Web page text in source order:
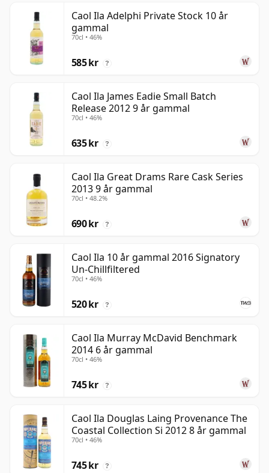
Caol Ila Adelphi Private Stock 10 år
gammal
70cl • 46%
585 kr ?
Caol Ila James Eadie Small Batch
Release 2012 9 år gammal
70cl • 46%
635 kr ?
Caol Ila Great Drams Rare Cask Series
2013 9 år gammal
70cl • 48.2%
690 kr ?
Caol Ila 10 år gammal 2016 Signatory
Un-Chillfiltered
70cl • 46%
520 kr ?
Caol Ila Murray McDavid Benchmark
2014 6 år gammal
70cl • 46%
745 kr ?
Caol Ila Douglas Laing Provenance The
Coastal Collection Si 2012 8 år gammal
70cl • 46%
745 kr ?